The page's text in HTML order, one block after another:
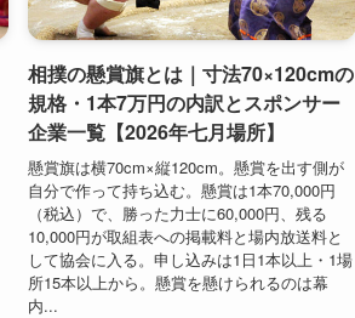
相撲の懸賞旗とは｜寸法70×120cmの
規格・1本7万円の内訳とスポンサー
企業一覧【2026年七月場所】
懸賞旗は横70cm×縦120cm。懸賞を出す側が
自分で作って持ち込む。懸賞は1本70,000円
（税込）で、勝った力士に60,000円、残る
10,000円が取組表への掲載料と場内放送料と
して協会に入る。申し込みは1日1本以上・1場
所15本以上から。懸賞を懸けられるのは幕
内...